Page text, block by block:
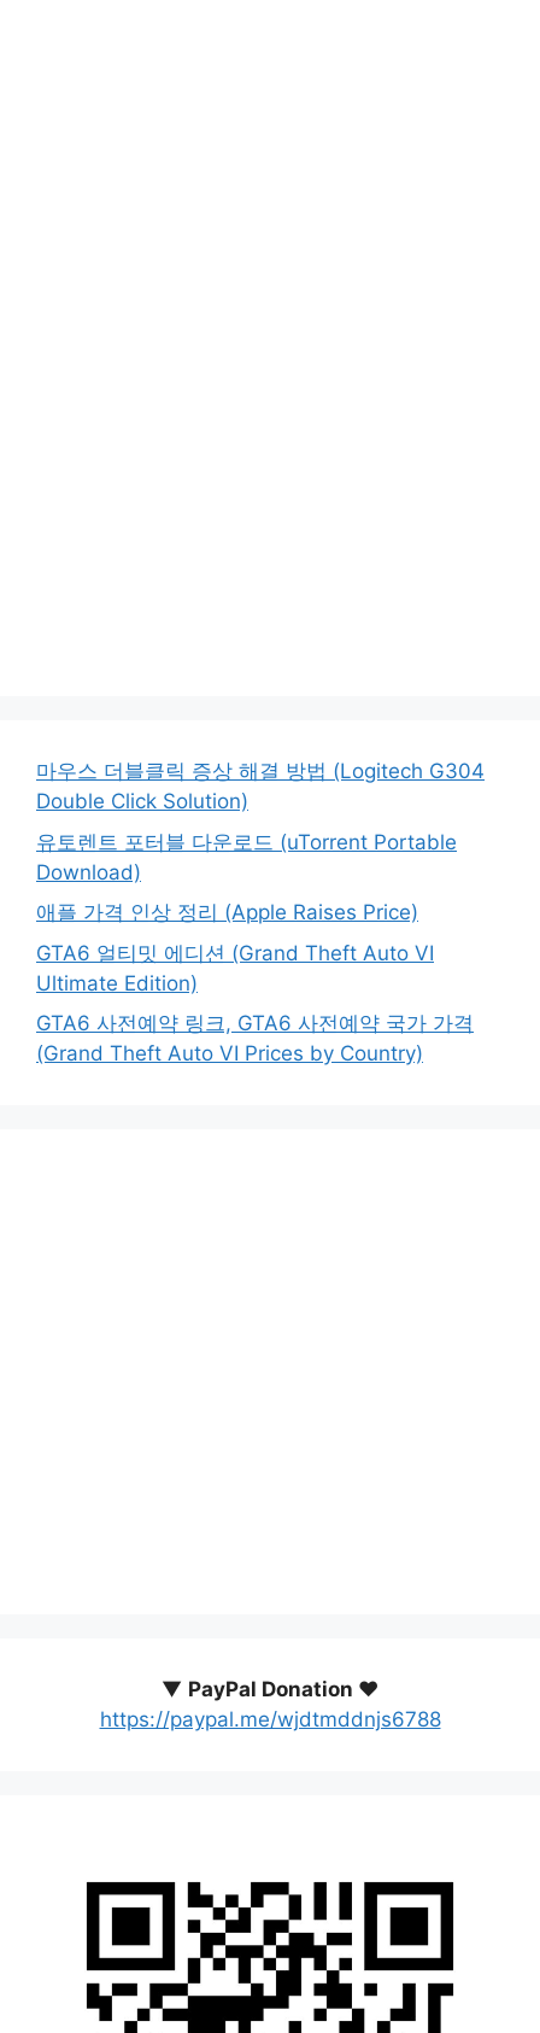
마우스 더블클릭 증상 해결 방법 (Logitech G304
Double Click Solution)
유토렌트 포터블 다운로드 (uTorrent Portable
Download)
애플 가격 인상 정리 (Apple Raises Price)
GTA6 얼티밋 에디션 (Grand Theft Auto VI
Ultimate Edition)
GTA6 사전예약 링크, GTA6 사전예약 국가 가격
(Grand Theft Auto VI Prices by Country)
▼ PayPal Donation ♥️
https://paypal.me/wjdtmddnjs6788